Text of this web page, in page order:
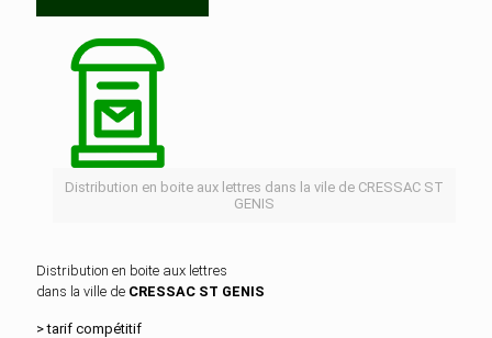
Distribution en boite aux lettres dans la vile de CRESSAC ST
GENIS
Distribution en boite aux lettres
dans la ville de CRESSAC ST GENIS
> tarif compétitif